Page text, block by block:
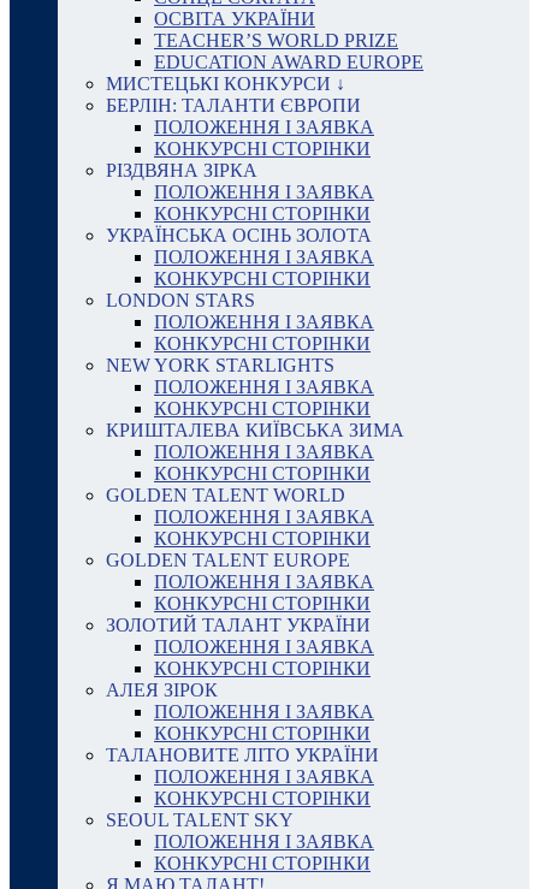
ОСВІТА УКРАЇНИ
TEACHER’S WORLD PRIZE
EDUCATION AWARD EUROPE
МИСТЕЦЬКІ КОНКУРСИ ↓
БЕРЛІН: ТАЛАНТИ ЄВРОПИ
ПОЛОЖЕННЯ І ЗАЯВКА
КОНКУРСНІ СТОРІНКИ
РІЗДВЯНА ЗІРКА
ПОЛОЖЕННЯ І ЗАЯВКА
КОНКУРСНІ СТОРІНКИ
УКРАЇНСЬКА ОСІНЬ ЗОЛОТА
ПОЛОЖЕННЯ І ЗАЯВКА
КОНКУРСНІ СТОРІНКИ
LONDON STARS
ПОЛОЖЕННЯ І ЗАЯВКА
КОНКУРСНІ СТОРІНКИ
NEW YORK STARLIGHTS
ПОЛОЖЕННЯ І ЗАЯВКА
КОНКУРСНІ СТОРІНКИ
КРИШТАЛЕВА КИЇВСЬКА ЗИМА
ПОЛОЖЕННЯ І ЗАЯВКА
КОНКУРСНІ СТОРІНКИ
GOLDEN TALENT WORLD
ПОЛОЖЕННЯ І ЗАЯВКА
КОНКУРСНІ СТОРІНКИ
GOLDEN TALENT EUROPE
ПОЛОЖЕННЯ І ЗАЯВКА
КОНКУРСНІ СТОРІНКИ
ЗОЛОТИЙ ТАЛАНТ УКРАЇНИ
ПОЛОЖЕННЯ І ЗАЯВКА
КОНКУРСНІ СТОРІНКИ
АЛЕЯ ЗІРОК
ПОЛОЖЕННЯ І ЗАЯВКА
КОНКУРСНІ СТОРІНКИ
ТАЛАНОВИТЕ ЛІТО УКРАЇНИ
ПОЛОЖЕННЯ І ЗАЯВКА
КОНКУРСНІ СТОРІНКИ
SEOUL TALENT SKY
ПОЛОЖЕННЯ І ЗАЯВКА
КОНКУРСНІ СТОРІНКИ
Я МАЮ ТАЛАНТ!